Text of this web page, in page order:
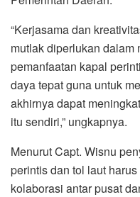
“Kerjasama dan
mutlak diperlukan
pemanfaatan kapal
daya tepat guna untuk
akhirnya dapat
itu sendiri,” ungkapnya.
Menurut Capt. Wisnu
perintis dan tol laut
kolaborasi antar pusat